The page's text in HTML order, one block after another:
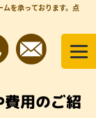
を承っております。 点
用のご紹